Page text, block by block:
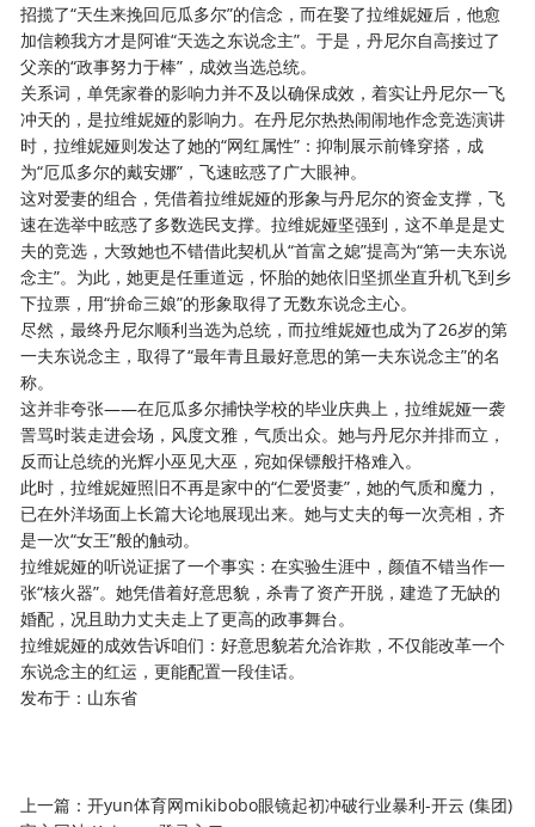
招揽了“天生来挽回厄瓜多尔”的信念，而在娶了拉维妮娅后，他愈
加信赖我方才是阿谁“天选之东说念主”。于是，丹尼尔自高接过了
父亲的“政事努力于棒”，成效当选总统。
关系词，单凭家眷的影响力并不及以确保成效，着实让丹尼尔一飞
冲天的，是拉维妮娅的影响力。在丹尼尔热热闹闹地作念竞选演讲
时，拉维妮娅则发达了她的“网红属性”：抑制展示前锋穿搭，成
为“厄瓜多尔的戴安娜”，飞速眩惑了广大眼神。
这对爱妻的组合，凭借着拉维妮娅的形象与丹尼尔的资金支撑，飞
速在选举中眩惑了多数选民支撑。拉维妮娅坚强到，这不单是是丈
夫的竞选，大致她也不错借此契机从“首富之媳”提高为“第一夫东说
念主”。为此，她更是任重道远，怀胎的她依旧坚抓坐直升机飞到乡
下拉票，用“拚命三娘”的形象取得了无数东说念主心。
尽然，最终丹尼尔顺利当选为总统，而拉维妮娅也成为了26岁的第
一夫东说念主，取得了“最年青且最好意思的第一夫东说念主”的名
称。
这并非夸张——在厄瓜多尔捕快学校的毕业庆典上，拉维妮娅一袭
詈骂时装走进会场，风度文雅，气质出众。她与丹尼尔并排而立，
反而让总统的光辉小巫见大巫，宛如保镖般扞格难入。
此时，拉维妮娅照旧不再是家中的“仁爱贤妻”，她的气质和魔力，
已在外洋场面上长篇大论地展现出来。她与丈夫的每一次亮相，齐
是一次“女王”般的触动。
拉维妮娅的听说证据了一个事实：在实验生涯中，颜值不错当作一
张“核火器”。她凭借着好意思貌，杀青了资产开脱，建造了无缺的
婚配，况且助力丈夫走上了更高的政事舞台。
拉维妮娅的成效告诉咱们：好意思貌若允洽诈欺，不仅能改革一个
东说念主的红运，更能配置一段佳话。
发布于：山东省
上一篇：开yun体育网mikibobo眼镜起初冲破行业暴利-开云 (集团)